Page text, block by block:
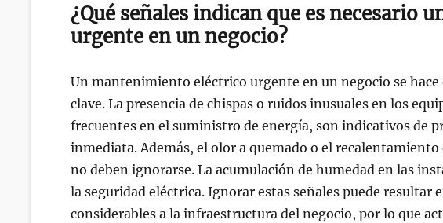
¿Qué señales indican que es necesario
urgente en un negocio?
Un mantenimiento eléctrico urgente en un negocio se hace
clave. La presencia de chispas o ruidos inusuales en los
frecuentes en el suministro de energía, son indicativos de
inmediata. Además, el olor a quemado o el recalentamiento
no deben ignorarse. La acumulación de humedad en las
la seguridad eléctrica. Ignorar estas señales puede resultar
considerables a la infraestructura del negocio, por lo que